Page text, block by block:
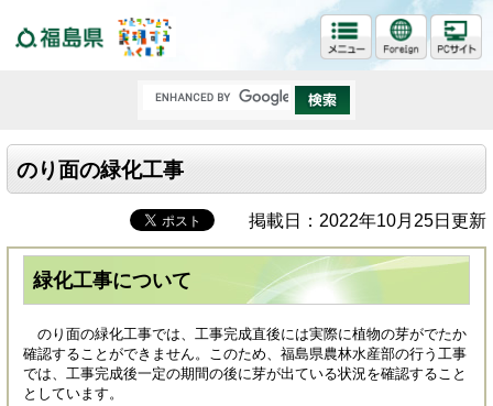
のり面の緑化工事
掲載日：2022年10月25日更新
緑化工事について
のり面の緑化工事では、工事完成直後には実際に植物の芽がでたか
確認することができません。このため、福島県農林水産部の行う工事
では、工事完成後一定の期間の後に芽が出ている状況を確認すること
としています。